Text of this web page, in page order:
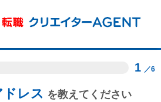
1 ／6
レス を教えてください